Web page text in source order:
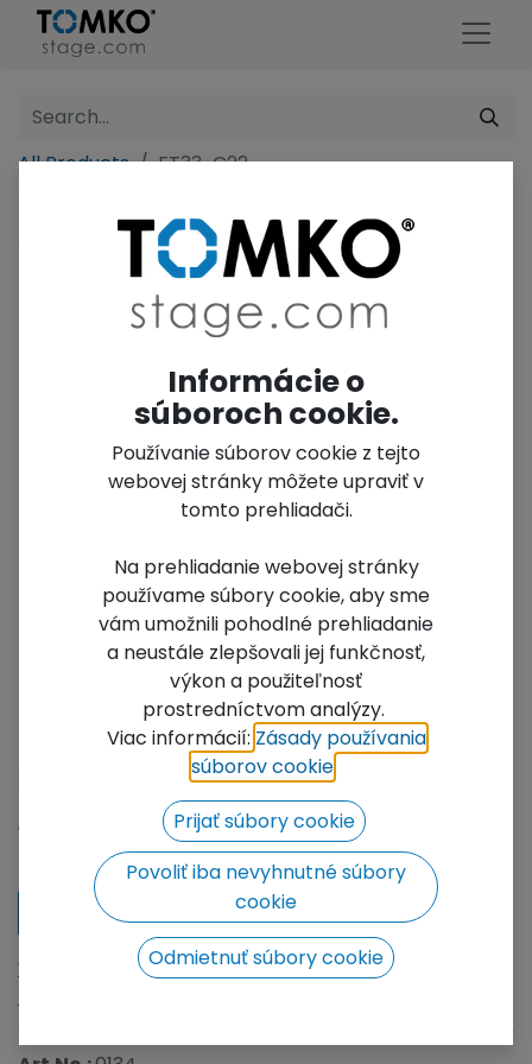
All Products FT33-C22
FT33-C22
2-way 120° corner
Not Available For Sale
Add to wishlist
Contact Us
We will be happy to prepare a price offer for you, click
Informácie o
súboroch cookie.
Používanie súborov cookie z tejto
webovej stránky môžete upraviť v
tomto prehliadači.
Na prehliadanie webovej stránky
používame súbory cookie, aby sme
vám umožnili pohodlné prehliadanie
a neustále zlepšovali jej funkčnosť,
výkon a použiteľnosť
prostredníctvom analýzy.
Viac informácií: Zásady používania
súborov cookie​.
Prijať súbory cookie
Povoliť iba nevyhnutné súbory
cookie
Odmietnuť súbory cookie